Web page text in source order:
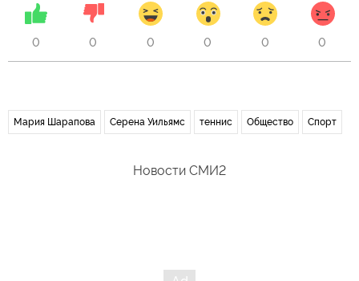
0 0 0 0 0 0
Мария Шарапова Серена Уильямс теннис Общество Спорт
Новости СМИ2